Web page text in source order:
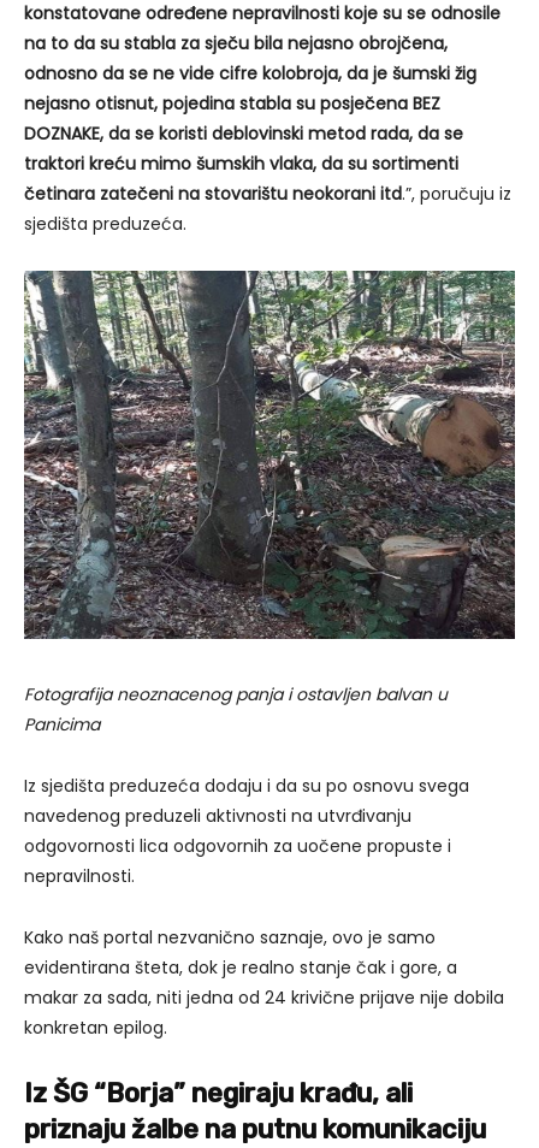
konstatovane određene nepravilnosti koje su se odnosile
na to da su stabla za sječu bila nejasno obrojčena,
odnosno da se ne vide cifre kolobroja, da je šumski žig
nejasno otisnut, pojedina stabla su posječena BEZ
DOZNAKE, da se koristi deblovinski metod rada, da se
traktori kreću mimo šumskih vlaka, da su sortimenti
četinara zatečeni na stovarištu neokorani itd.”, poručuju iz
sjedišta preduzeća.
Fotografija neoznacenog panja i ostavljen balvan u
Panicima
Iz sjedišta preduzeća dodaju i da su po osnovu svega
navedenog preduzeli aktivnosti na utvrđivanju
odgovornosti lica odgovornih za uočene propuste i
nepravilnosti.
Kako naš portal nezvanično saznaje, ovo je samo
evidentirana šteta, dok je realno stanje čak i gore, a
makar za sada, niti jedna od 24 krivične prijave nije dobila
konkretan epilog.
Iz ŠG “Borja” negiraju krađu, ali
priznaju žalbe na putnu komunikaciju